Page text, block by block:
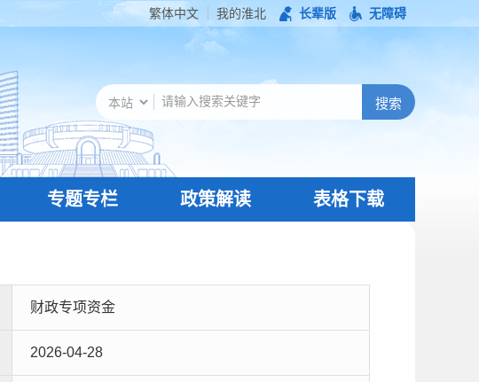
繁体中文 我的淮北 长辈版 无障碍
专题专栏 政策解读 表格下载
财政专项资金
2026-04-28